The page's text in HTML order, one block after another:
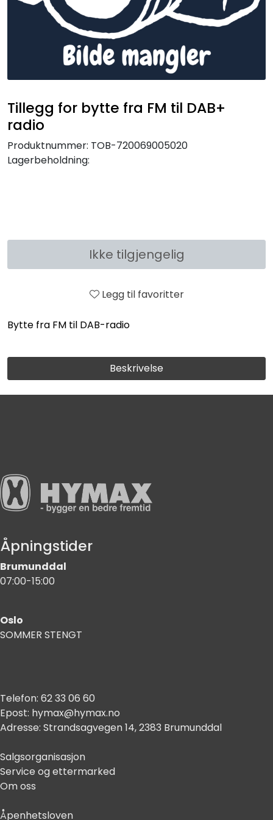
Tillegg for bytte fra FM til DAB+
radio
Produktnummer: TOB-720069005020
Lagerbeholdning:
Ikke tilgjengelig
Legg til favoritter
Bytte fra FM til DAB-radio
Beskrivelse
Åpningstider
Brumunddal
07:00-15:00
Oslo
SOMMER STENGT
Telefon: 62 33 06 60
Epost: hymax@hymax.no
Adresse: Strandsagvegen 14, 2383 Brumunddal
Salgsorganisasjon
Service og ettermarked
Om oss
Åpenhetsloven